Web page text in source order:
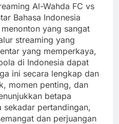
Al-Wahda FC vs
Bahasa Indonesia
yang sangat
streaming yang
yang memperkaya,
di Indonesia dapat
ini secara lengkap dan
momen penting, dan
betapa
pertandingan,
dan perjuangan